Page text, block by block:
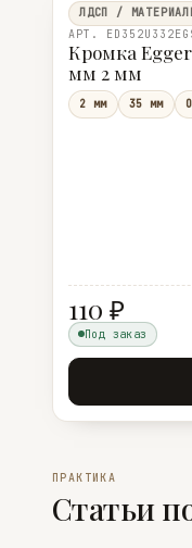
ЛДСП /
АРТ.
Кромка
мм 2 мм
2 мм 35 мм
110 ₽
Под заказ
ПРАКТИКА
Статьи